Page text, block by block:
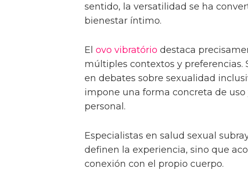
sentido, la versatilidad se ha
bienestar íntimo.
El ovo vibratório destaca
múltiples contextos y preferencias.
en debates sobre sexualidad
impone una forma concreta de
personal.
Especialistas en salud sexual
definen la experiencia, sino que
conexión con el propio cuerpo.